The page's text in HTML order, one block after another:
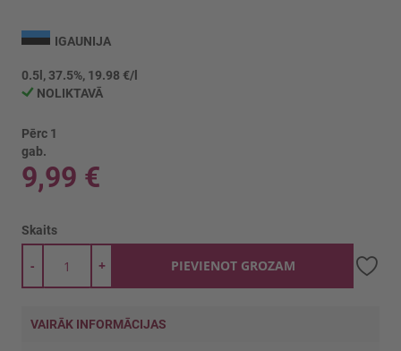
uz
sākumu
IGAUNIJA
0.5l, 37.5%, 19.98 €/l
NOLIKTAVĀ
Pērc 1
gab.
9,99 €
Skaits
+
- PIEVIENOT GROZAM
VAIRĀK INFORMĀCIJAS